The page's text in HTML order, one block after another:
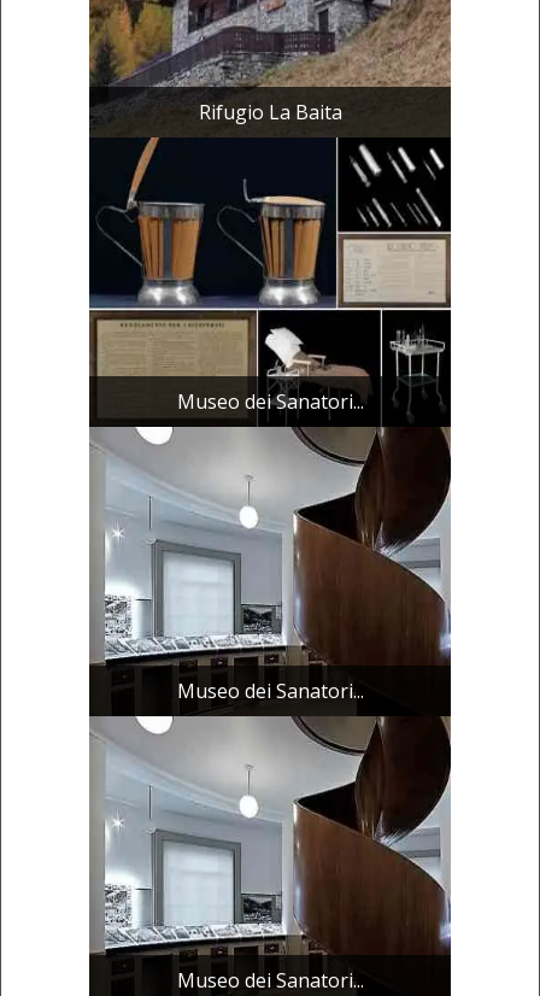
Rifugio La Baita
Museo dei Sanatori...
Museo dei Sanatori...
Museo dei Sanatori...